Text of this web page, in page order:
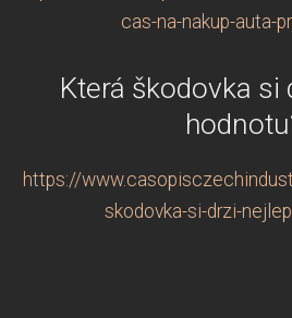
cas-na-nakup-auta-
Která škodovka si
https://
skodovka-si-drzi-